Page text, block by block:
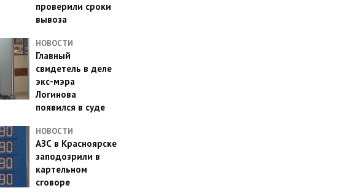
проверили сроки
вывоза
НОВОСТИ
Главный
свидетель в деле
экс-мэра
Логинова
появился в суде
НОВОСТИ
АЗС в Красноярске
заподозрили в
картельном
сговоре